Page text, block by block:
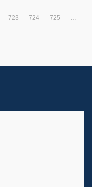
723 724 725